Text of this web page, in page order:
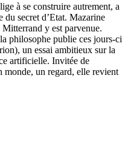
à se construire autrement, a
secret d’Etat. Mazarine
y est parvenue.
philosophe publie ces jours-ci
un essai ambitieux sur la
artificielle. Invitée de
monde, un regard, elle revient